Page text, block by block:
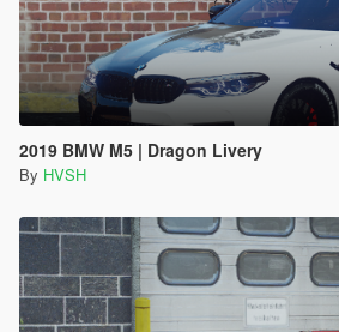
2019 BMW M5 | Dragon Livery
By HVSH